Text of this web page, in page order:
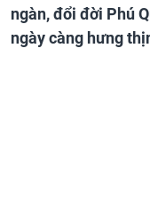
ngàn, đổi đời Phú
ngày càng hưng